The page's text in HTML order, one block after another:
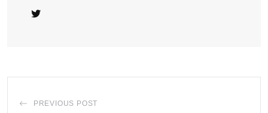
PREVIOUS POST